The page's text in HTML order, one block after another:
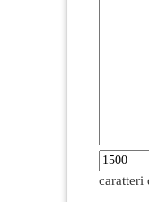
caratteri